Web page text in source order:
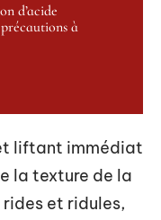
d’acide
à
liftant immédiat
la texture de la
et ridules,